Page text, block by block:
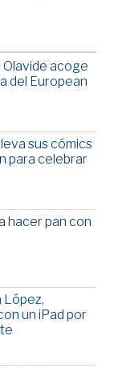
Olavide acoge
del European
sus cómics
para celebrar
hacer pan con
López,
un iPad por